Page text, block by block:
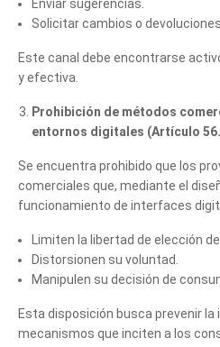
Enviar sugerencias.
Solicitar cambios o devoluciones.
Este canal debe encontrarse
y efectiva.
Prohibición de métodos
entornos digitales (Artículo
Se encuentra prohibido que los
comerciales que, mediante el
funcionamiento de interfaces
Limiten la libertad de elección
Distorsionen su voluntad.
Manipulen su decisión de
Esta disposición busca prevenir la
mecanismos que inciten a los